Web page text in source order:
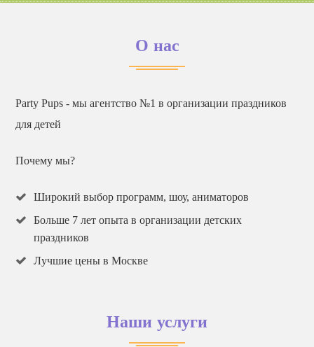
О нас
Party Pups - мы агентство №1 в организации праздников
для детей
Почему мы?
Широкий выбор программ, шоу, аниматоров
Больше 7 лет опыта в организации детских
праздников
Лучшие цены в Москве
Наши услуги